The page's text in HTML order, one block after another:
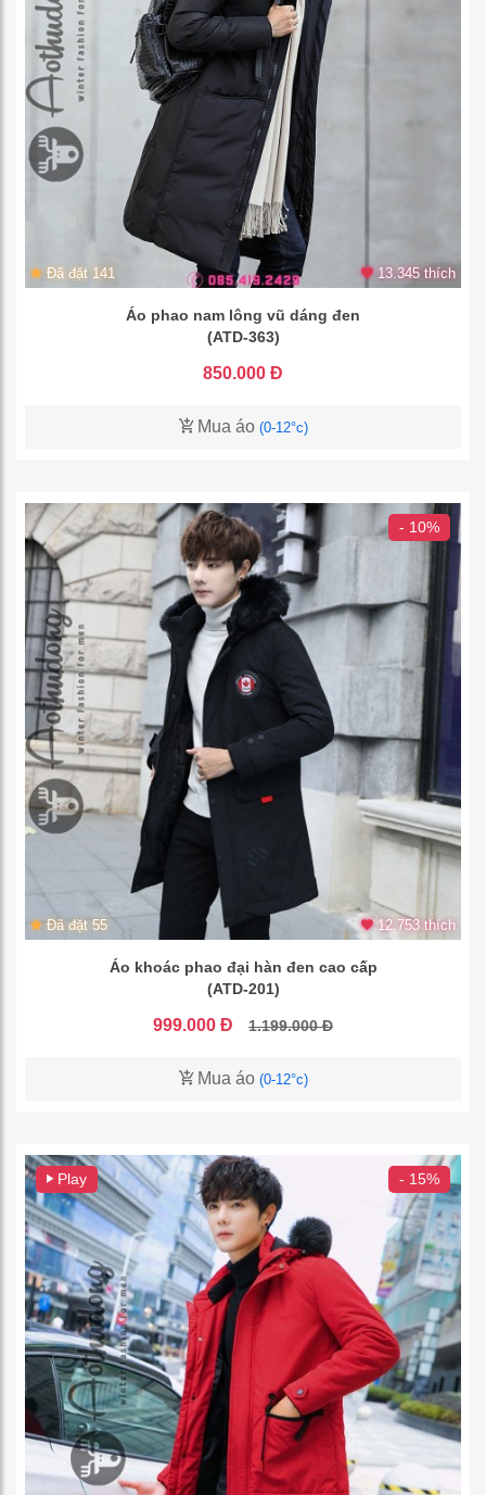
Đã đặt 141 13.345 thích
Áo phao nam lông vũ dáng đen
(ATD-363)
850.000 Đ
Mua áo (0-12°c)
- 10%
Đã đặt 55 12.753 thích
Áo khoác phao đại hàn đen cao cấp
(ATD-201)
999.000 Đ 1.199.000 Đ
Mua áo (0-12°c)
- 15%
Play